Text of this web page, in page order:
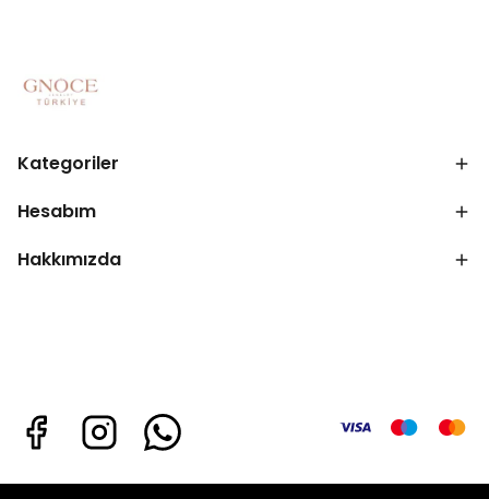
Kategoriler
Hesabım
Hakkımızda